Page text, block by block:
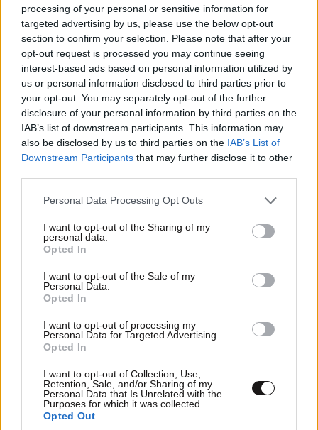
processing of your personal or sensitive information for
targeted advertising by us, please use the below opt-out
section to confirm your selection. Please note that after your
opt-out request is processed you may continue seeing
interest-based ads based on personal information utilized by
us or personal information disclosed to third parties prior to
your opt-out. You may separately opt-out of the further
disclosure of your personal information by third parties on the
IAB’s list of downstream participants. This information may
also be disclosed by us to third parties on the IAB’s List of
Downstream Participants that may further disclose it to other
Please note that this website/app uses one or more Google
not limited to your visit or usage behaviour. You may click to
grant or deny consent to Google and its third-party tags to
use your data for below specified purposes in below Google
consent section.
Personal Data Processing Opt Outs
I want to opt-out of the Sharing of my
personal data.
Opted In
I want to opt-out of the Sale of my
Personal Data.
Opted In
I want to opt-out of processing my
Personal Data for Targeted Advertising.
Opted In
I want to opt-out of Collection, Use,
Retention, Sale, and/or Sharing of my
Personal Data that Is Unrelated with the
Purposes for which it was collected.
Opted Out
TRENDING
ΚΟΣΜΟΣ07·08·2026 23:03
Έλον Μασκ λέγεται Terafab και θα κοστίσει 16,8
δισ. δολάρια